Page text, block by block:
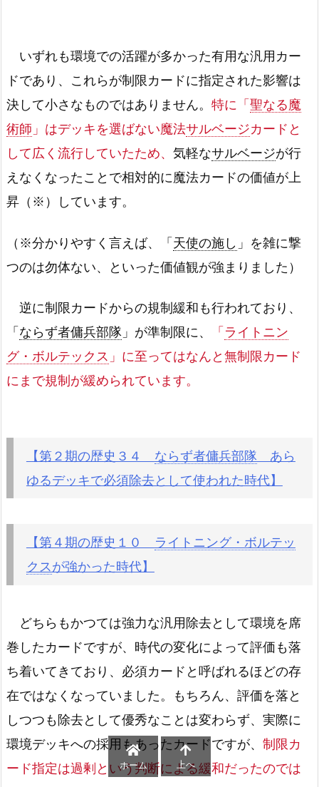
いずれも環境での活躍が多かった有用な汎用カー
ドであり、これらが制限カードに指定された影響は
決して小さなものではありません。 特に「 聖なる魔
術師 」はデッキを選ばない魔法サルベージカードと
して広く流行していたため、 気軽なサルベージが行
えなくなったことで相対的に魔法カードの価値が上
昇（※）しています。
（※分かりやすく言えば、「 天使の施し 」を雑に撃
つのは勿体ない、といった価値観が強まりました）
逆に制限カードからの規制緩和も行われており、
「 ならず者傭兵部隊 」が準制限に、 「 ライトニン
グ・ボルテックス 」に至ってはなんと無制限カード
にまで規制が緩められています。
【第２期の歴史３４ ならず者傭兵部隊 あら
ゆるデッキで必須除去として使われた時代】
【第４期の歴史１０
ライトニング・ボルテッ
クスが強かった時代】
どちらもかつては強力な汎用除去として環境を席
巻したカードですが、時代の変化によって評価も落
ち着いてきており、必須カードと呼ばれるほどの存
在ではなくなっていました。もちろん、評価を落と
しつつも除去として優秀なことは変わらず、実際に
環境デッキへの採用もあったカードですが、 制限カ
ード指定は過剰という判断による緩和だったのでは
ホーム 上へ